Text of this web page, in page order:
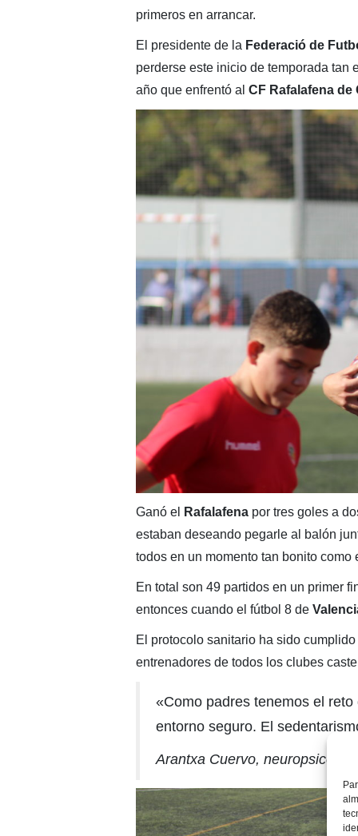
primeros en arrancar.
El presidente de la Federació de
perderse este inicio de temporada tan
año que enfrentó al CF Rafalafena de
Ganó el Rafalafenapor tres goles a
estaban deseando pegarle al balón
todos en un momento tan bonito como
En total son 49 partidos en un primer
entonces cuando el fútbol 8 de
El protocolo sanitario ha sido
entrenadores de todos los clubes
«Como padres tenemos el
entorno seguro. El
Arantxa Cuervo,